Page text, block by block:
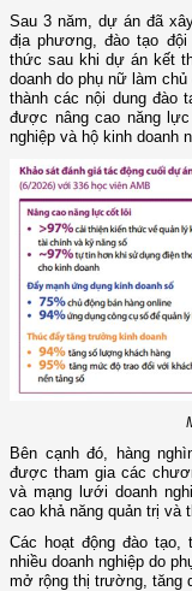
Sau 3 năm, dự án đã
địa phương, đào tạo
thức sau khi dự án kết
doanh do phụ nữ làm
thành các nội dung đào
được nâng cao năng
nghiệp và hộ kinh doanh
Bên cạnh đó, hàng
được tham gia các
và mạng lưới doanh
cao khả năng quản trị và
Các hoạt động đào
nhiều doanh nghiệp do
mở rộng thị trường, tăng